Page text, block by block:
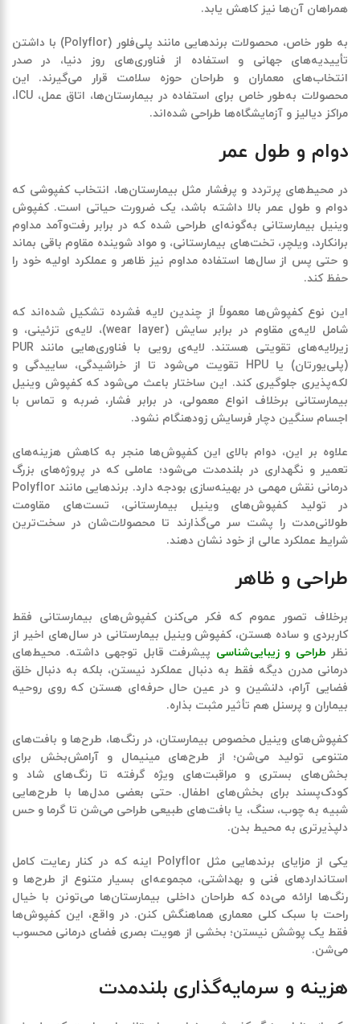
همراهان آن‌ها نیز کاهش یابد.
به طور خاص، محصولات برندهایی مانند پلی‌فلور (Polyflor)
با داشتن
تأییدیه‌های جهانی و استفاده از فناوری‌های روز دنیا، در صدر
انتخاب‌های معماران و طراحان حوزه سلامت قرار می‌گیرند. این
محصولات به‌طور خاص برای استفاده در بیمارستان‌ها، اتاق عمل، ICU،
مراکز دیالیز و آزمایشگاه‌ها طراحی شده‌اند.
دوام و طول عمر
در محیط‌های پرتردد و پرفشار مثل بیمارستان‌ها، انتخاب کفپوشی که
دوام و طول عمر بالا داشته باشد، یک ضرورت حیاتی است. کفپوش
وینیل بیمارستانی به‌گونه‌ای طراحی شده که در برابر رفت‌وآمد مداوم
برانکارد، ویلچر، تخت‌های بیمارستانی، و مواد شوینده مقاوم باقی بماند
و حتی پس از سال‌ها استفاده مداوم نیز ظاهر و عملکرد اولیه خود را
حفظ کند.
این نوع کفپوش‌ها معمولاً از چندین لایه فشرده تشکیل شده‌اند که
شامل لایه‌ی مقاوم در برابر سایش (wear layer)، لایه‌ی تزئینی، و
زیرلایه‌های تقویتی هستند. لایه‌ی رویی با فناوری‌هایی مانند PUR
(پلی‌یورتان) یاHPU تقویت می‌شود تا از خراشیدگی، ساییدگی و
لکه‌پذیری جلوگیری کند. این ساختار باعث می‌شود کهکفپوش وینیل
بیمارستانی برخلاف انواع معمولی، در برابر فشار، ضربه و تماس با
اجسام سنگین دچار فرسایش زودهنگام نشود.
علاوه بر این، دوام بالای این کفپوش‌ها منجر بهکاهش هزینه‌های
تعمیر و نگهداری در بلندمدت می‌شود؛ عاملی که در پروژه‌های بزرگ
درمانی نقش مهمی در بهینه‌سازی بودجه دارد. برندهایی مانند Polyflor
در تولید کفپوش‌های وینیل بیمارستانی، تست‌های مقاومت
طولانی‌مدت را پشت سر می‌گذارند تا محصولات‌شان در سخت‌ترین
شرایط عملکرد عالی از خود نشان دهند.
طراحی و ظاهر
برخلاف تصور عموم که فکر می‌کنن کفپوش‌های بیمارستانی فقط
کاربردی و ساده هستن،کفپوش وینیل بیمارستانی در سال‌های اخیر از
نظر طراحی و زیبایی‌شناسی پیشرفت قابل توجهی داشته. محیط‌های
درمانی مدرن دیگه فقط به دنبال عملکرد نیستن، بلکه به دنبال خلق
فضایی آرام، دلنشین و در عین حال حرفه‌ای هستن که روی روحیه
بیماران و پرسنل هم تأثیر مثبت بذاره.
کفپوش‌های وینیل مخصوص بیمارستان، در رنگ‌ها، طرح‌ها و بافت‌های
متنوعی تولید می‌شن؛ از طرح‌های مینیمال و آرامش‌بخش برای
بخش‌های بستری و مراقبت‌های ویژه گرفته تا رنگ‌های شاد و
کودک‌پسند برای بخش‌های اطفال. حتی بعضی مدل‌ها با طرح‌هایی
شبیه به چوب، سنگ، یا بافت‌های طبیعی طراحی می‌شن تا گرما و حس
دلپذیرتری به محیط بدن.
یکی از مزایای برندهایی مثل Polyflor اینه که در کنار رعایت کامل
استانداردهای فنی و بهداشتی، مجموعه‌ای بسیار متنوع از طرح‌ها و
رنگ‌ها ارائه می‌ده که طراحان داخلی بیمارستان‌ها می‌تونن با خیال
راحت با سبک کلی معماری هماهنگش کنن. در واقع، این کفپوش‌ها
فقط یک پوشش نیستن؛ بخشی از هویت بصری فضای درمانی محسوب
می‌شن.
هزینه و سرمایه‌گذاری بلندمدت